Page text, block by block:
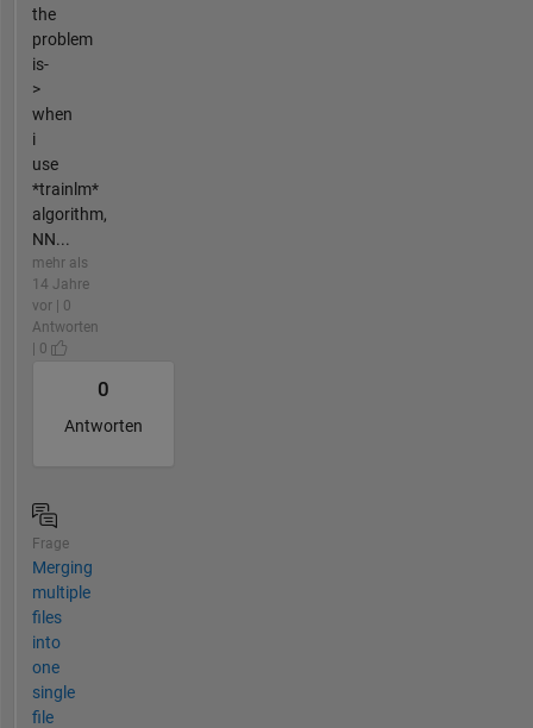
the
problem
is-
>
when
i
use
*trainlm*
algorithm,
NN...
mehr als
14 Jahre
vor | 0
Antworten
| 0
0
Antworten
Frage
Merging
multiple
files
into
one
single
file